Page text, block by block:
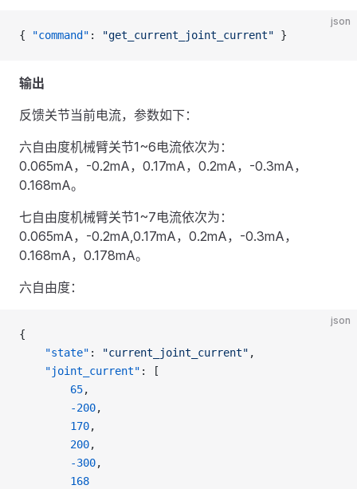
json
{ "command" : "get_current_joint_current" }
输出
反馈关节当前电流，参数如下：
六自由度机械臂关节1~6电流依次为：
0.065mA，-0.2mA，0.17mA，0.2mA，-0.3mA，
0.168mA。
七自由度机械臂关节1~7电流依次为：
0.065mA，-0.2mA,0.17mA，0.2mA，-0.3mA，
0.168mA，0.178mA。
六自由度：
json
{
    "state"
: "current_joint_current" ,
    "joint_current"
: [
        65
,
        -200
,
        170
,
        200
,
        -300
,
        168